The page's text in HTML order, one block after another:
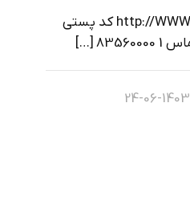
http://WWW.HILALDARYA.COM کد پستی
[…]
1403-06-24